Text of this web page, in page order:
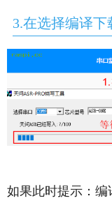
3.在选择编译下
如果此时提示：